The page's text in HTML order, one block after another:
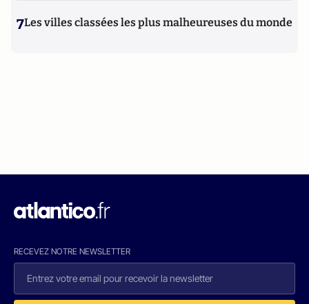
7Les villes classées les plus malheureuses du monde
RECEVEZ NOTRE NEWSLETTER